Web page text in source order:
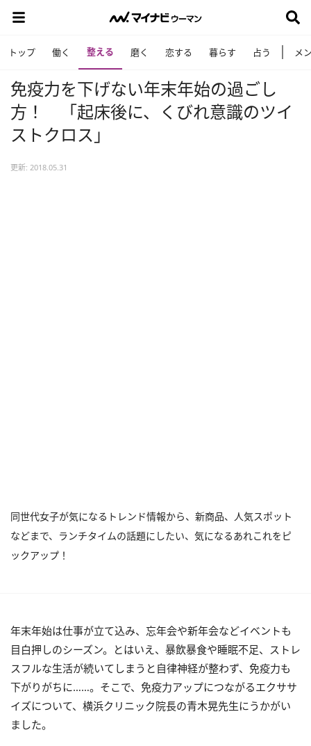
トップ 働く 整える 磨く 恋する 暮らす 占う メ
免疫力を下げない年末年始の過ごし
方！ 「起床後に、くびれ意識のツイ
ストクロス」
更新: 2018.05.31
同世代女子が気になるトレンド情報から、新商品、人気スポット
などまで、ランチタイムの話題にしたい、気になるあれこれをピ
ックアップ！
年末年始は仕事が立て込み、忘年会や新年会などイベントも
目白押しのシーズン。とはいえ、暴飲暴食や睡眠不足、ストレ
スフルな生活が続いてしまうと自律神経が整わず、免疫力も
下がりがちに……。そこで、免疫力アップにつながるエクササ
イズについて、横浜クリニック院長の青木晃先生にうかがい
ました。